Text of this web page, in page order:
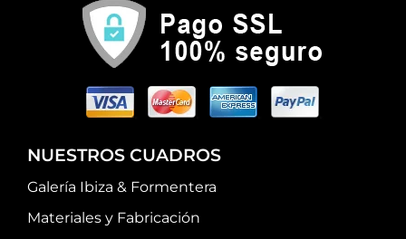
NUESTROS CUADROS
Galería Ibiza & Formentera
Materiales y Fabricación